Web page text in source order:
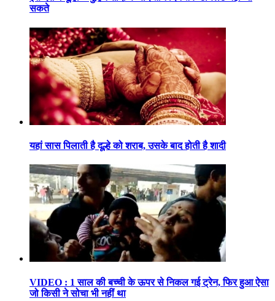
सकते
यहां सास पिलाती है दूल्हे को शराब, उसके बाद होती है शादी
VIDEO : 1 साल की बच्ची के ऊपर से निकल गई ट्रेन, फिर हुआ ऐसा
जो किसी ने सोचा भी नहीं था